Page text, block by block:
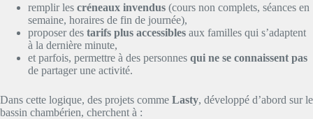
remplir les créneaux invendus (cours non complets, séances en
semaine, horaires de fin de journée),
proposer des tarifs plus accessibles aux familles qui s’adaptent
à la dernière minute,
et parfois, permettre à des personnes qui ne se connaissent pas
de partager une activité.
Dans cette logique, des projets comme Lasty, développé d’abord sur le
bassin chambérien, cherchent à :